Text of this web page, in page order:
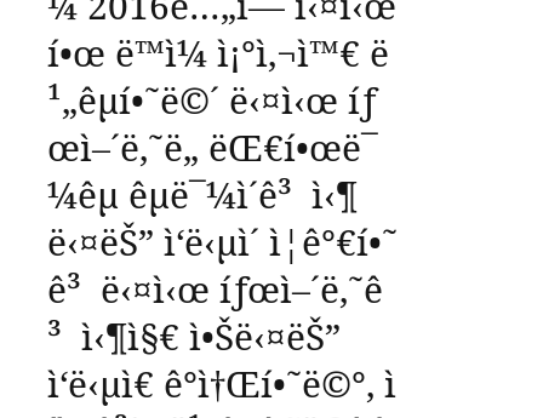
í•œ ë™ì¼ì¡°ì‚¬ì™€ ë
¹„êµí•˜ë©´ ë‹¤ì‹œ íƒ
œì–´ë‚˜ë„ ëŒ€í•œë¯
¼êµ­ êµ­ë¯¼ì´ê³ ì‹¶
ë‹¤ëŠ” ì‘ë‹µì´ ì¦ê°€í•˜
ê³ ë‹¤ì‹œ íƒœì–´ë‚˜ê
³ ì‹¶ì§€ ì•Šë‹¤ëŠ”
ì‘ë‹µì€ ê°ì†Œí•˜ë©°, ì